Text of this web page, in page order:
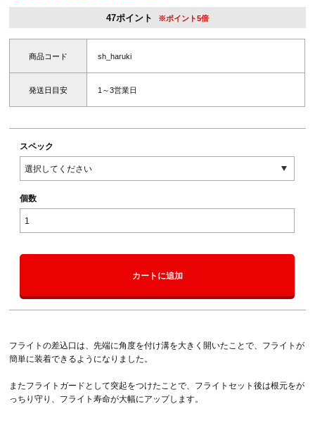
47ポイント ※ポイント5倍
商品コード sh_haruki
発送日目安 1～3営業日
スペック
個数
カートに追加
フライトの差込口は、先端に角度を付け溝を大きく開いたことで、フライトが
簡単に装着できるようになりました。
またフライトガードとして突起をつけたことで、フライトセット後は根元をが
っちり守り、フライト寿命が大幅にアップします。